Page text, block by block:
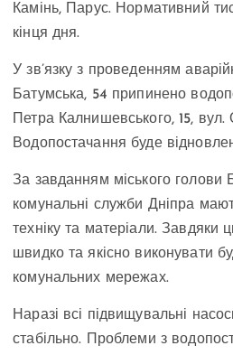
Камінь, Парус. Нормативний
кінця дня.
У зв’язку з проведенням
Батумська, 54 припинено
Петра Калнишевського, 15, вул.
Водопостачання буде
За завданням міського голови
комунальні служби Дніпра
техніку та матеріали. Завдяки
швидко та якісно виконувати
комунальних мережах.
Наразі всі підвищувальні
стабільно. Проблеми з